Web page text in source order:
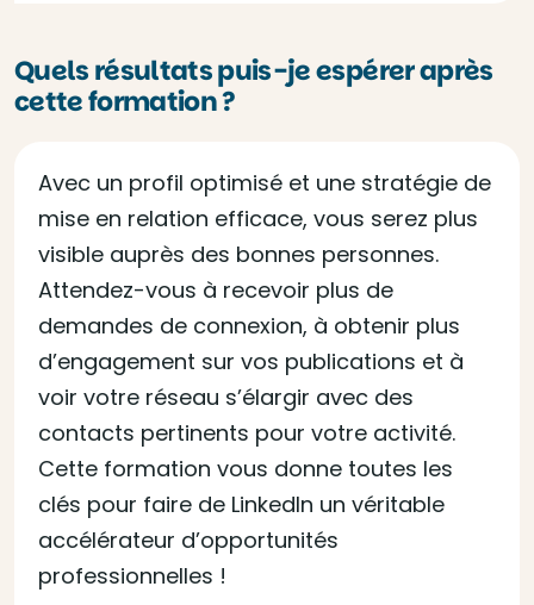
Quels résultats puis-je espérer après
cette formation ?
Avec un profil optimisé et une stratégie de
mise en relation efficace, vous serez plus
visible auprès des bonnes personnes.
Attendez-vous à recevoir plus de
demandes de connexion, à obtenir plus
d’engagement sur vos publications et à
voir votre réseau s’élargir avec des
contacts pertinents pour votre activité.
Cette formation vous donne toutes les
clés pour faire de LinkedIn un véritable
accélérateur d’opportunités
professionnelles !